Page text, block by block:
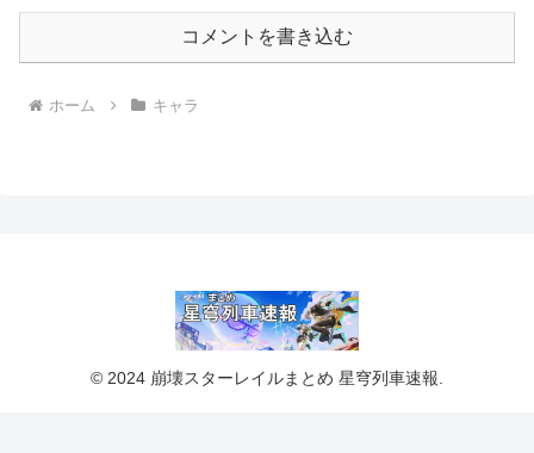
コメントを書き込む
ホーム キャラ
© 2024 崩壊スターレイルまとめ 星穹列車速報.